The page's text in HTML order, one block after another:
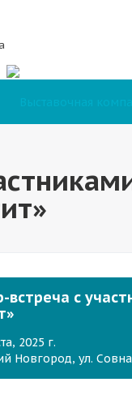
встреча с
2025 г.
Новгород, ул.